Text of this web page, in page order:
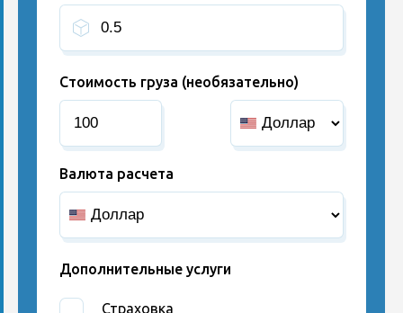
Стоимость груза (необязательно)
Валюта расчета
Дополнительные услуги
Страховка